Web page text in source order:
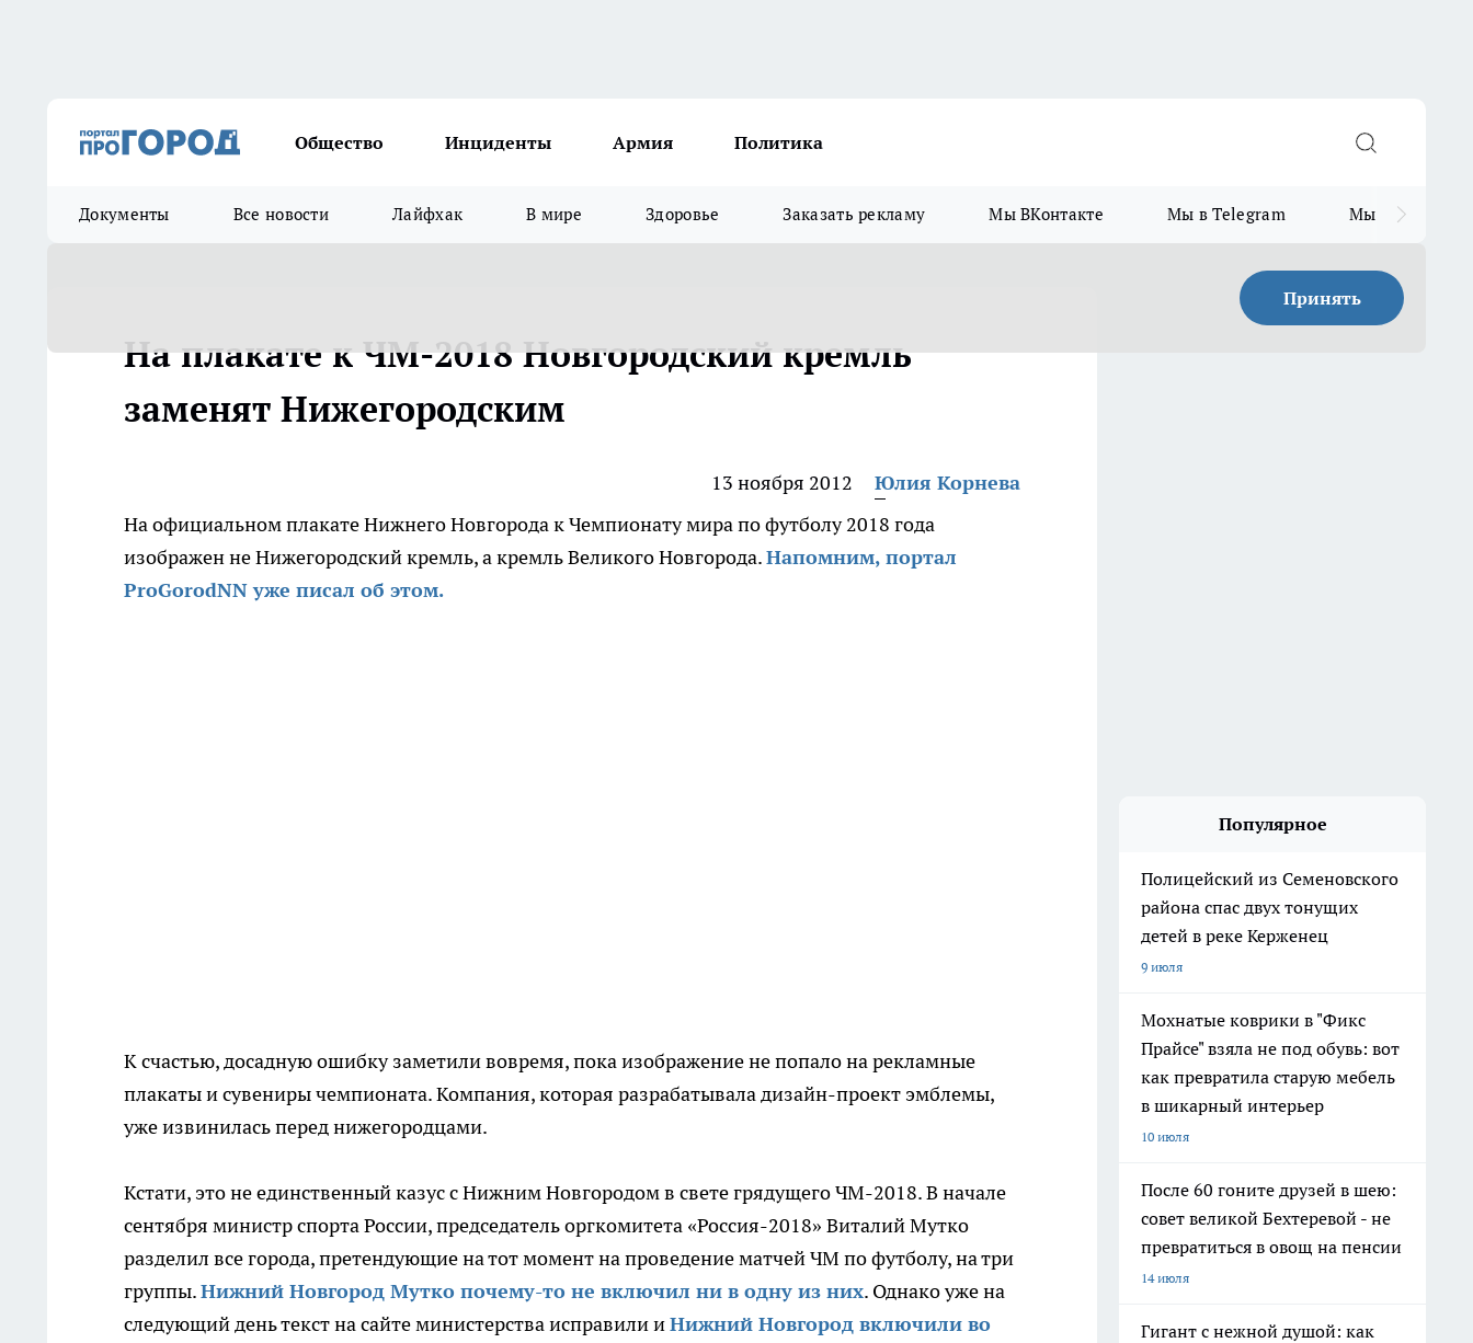
Общество Инциденты Армия Политика
Документы Все новости Лайфхак В мире Здоровье Заказать рекламу Мы ВКонтакте Мы в Telegram Мы в MAX
Принять
На плакате к ЧМ-2018 Новгородский кремль
заменят Нижегородским
13 ноября 2012
Юлия Корнева
На официальном плакате Нижнего Новгорода к Чемпионату мира по футболу 2018 года
изображен не Нижегородский кремль, а кремль Великого Новгорода.Напомним, портал
ProGorodNN уже писал об этом.
К счастью, досадную ошибку заметили вовремя, пока изображение не попало на рекламные
плакаты и сувениры чемпионата. Компания, которая разрабатывала дизайн-проект эмблемы,
уже извинилась перед нижегородцами.
Кстати, это не единственный казус с Нижним Новгородом в свете грядущего ЧМ-2018. В начале
сентября министр спорта России, председатель оргкомитета «Россия-2018» Виталий Мутко
разделил все города, претендующие на тот момент на проведение матчей ЧМ по футболу, на три
группы.Нижний Новгород Мутко почему-то не включил ни в одну из них. Однако уже на
следующий день текст на сайте министерства исправили иНижний Новгород включили во
Популярное
Полицейский из Семеновского
района спас двух тонущих
детей в реке Керженец
9 июля
Мохнатые коврики в "Фикс
Прайсе" взяла не под обувь: вот
как превратила старую мебель
в шикарный интерьер
10 июля
После 60 гоните друзей в шею:
совет великой Бехтеревой - не
превратиться в овощ на пенсии
14 июля
Гигант с нежной душой: как